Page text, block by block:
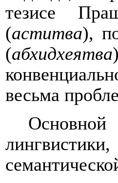
тезисе
(аститва),
(абхидхеятва
весьма